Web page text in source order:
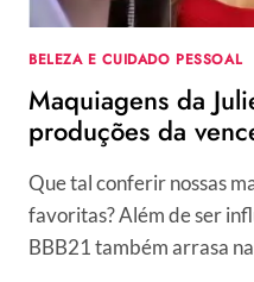
BELEZA E CUIDADO PESSOAL
Maquiagens da
produções da
Que tal conferir nossas
favoritas? Além de ser
BBB21 também arrasa